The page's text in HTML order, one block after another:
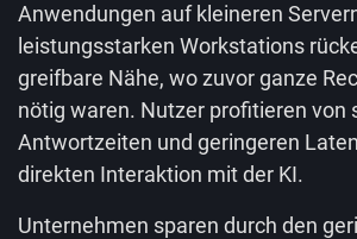
Anwendungen auf kleineren
leistungsstarken Workstations
greifbare Nähe, wo zuvor ganze
nötig waren. Nutzer profitieren von
Antwortzeiten und geringeren
direkten Interaktion mit der KI.
Unternehmen sparen durch den